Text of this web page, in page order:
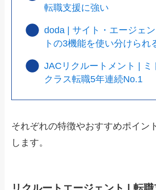
転職支援に強い
doda | サイト・エージェ
トの3機能を使い分けられ
JACリクルートメント | ミ
クラス転職5年連続No.1
それぞれの特徴やおすすめポイン
します。
リクルートエージェント | 転